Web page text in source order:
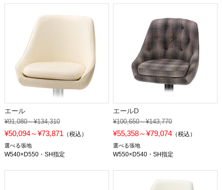
エール
¥91,080～¥134,310
¥50,094～¥73,871（税込）
選べる張地
W540×D550・SH指定
エールD
¥100,650～¥143,770
¥55,358～¥79,074 （税込）
選べる張地
W550×D540・SH指定